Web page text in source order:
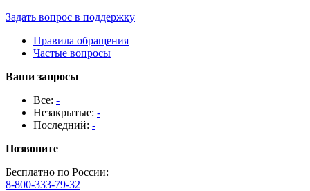
Задать вопрос в поддержку
Правила обращения
Частые вопросы
Ваши запросы
Все: -
Незакрытые: -
Последний: -
Позвоните
Бесплатно по России:
8-800-333-79-32